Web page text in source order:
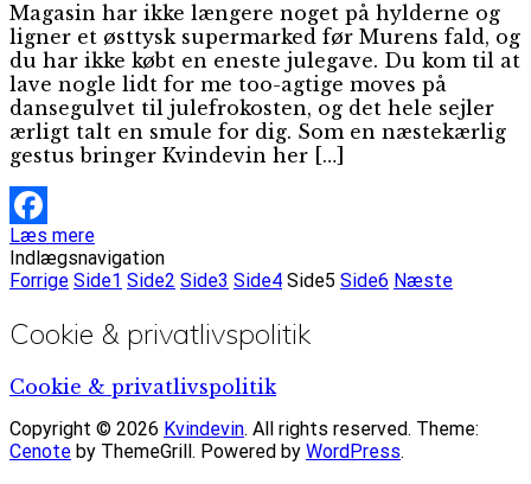
Magasin har ikke længere noget på hylderne og
ligner et østtysk supermarked før Murens fald, og
du har ikke købt en eneste julegave. Du kom til at
lave nogle lidt for me too-agtige moves på
dansegulvet til julefrokosten, og det hele sejler
ærligt talt en smule for dig. Som en næstekærlig
gestus bringer Kvindevin her […]
Facebook
Læs mere
Indlægsnavigation
Forrige Side1 Side2 Side3 Side4 Side5 Side6 Næste
Cookie & privatlivspolitik
Cookie & privatlivspolitik
Copyright © 2026 Kvindevin. All rights reserved. Theme:
Cenote by ThemeGrill. Powered by WordPress.